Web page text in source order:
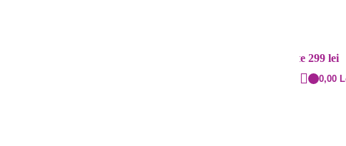
Cost: 20 lei și gratuit peste 299 lei
0,00